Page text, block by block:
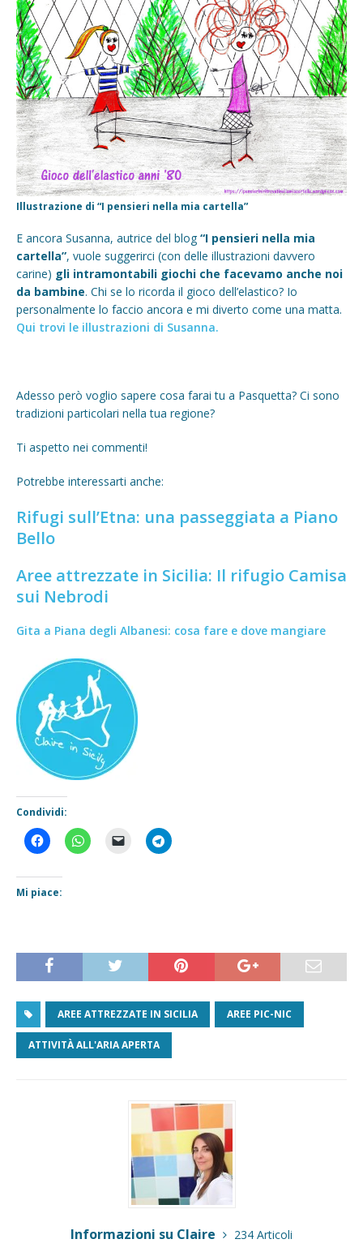
Illustrazione di “I pensieri nella mia cartella”
E ancora Susanna, autrice del blog “I pensieri nella mia
cartella”, vuole suggerirci (con delle illustrazioni davvero
carine) gli intramontabili giochi che facevamo anche noi
da bambine. Chi se lo ricorda il gioco dell’elastico? Io
personalmente lo faccio ancora e mi diverto come una matta.
Qui trovi le illustrazioni di Susanna.
Adesso però voglio sapere cosa farai tu a Pasquetta? Ci sono
tradizioni particolari nella tua regione?
Ti aspetto nei commenti!
Potrebbe interessarti anche:
Rifugi sull’Etna: una passeggiata a Piano
Bello
Aree attrezzate in Sicilia: Il rifugio Camisa
sui Nebrodi
Gita a Piana degli Albanesi: cosa fare e dove mangiare
Condividi:
Mi piace:
AREE ATTREZZATE IN SICILIA AREE PIC-NIC
ATTIVITÀ ALL'ARIA APERTA
Informazioni su Claire
234 Articoli